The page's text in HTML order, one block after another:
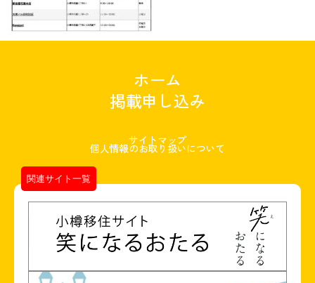
ホーム
掲載申し込み
サイトマップ
個人情報のお取り扱いについて
関連サイト一覧